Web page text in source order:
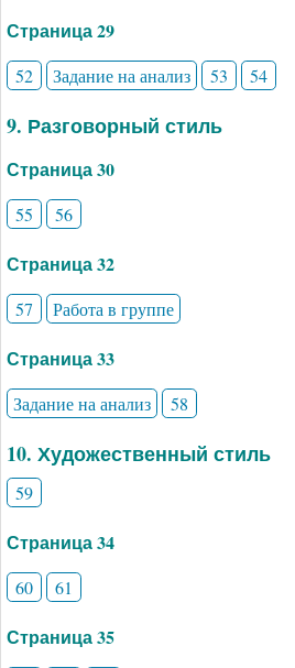
Страница 29
52 Задание на анализ 53 54
9. Разговорный стиль
Страница 30
55 56
Страница 32
57 Работа в группе
Страница 33
Задание на анализ 58
10. Художественный стиль
59
Страница 34
60 61
Страница 35